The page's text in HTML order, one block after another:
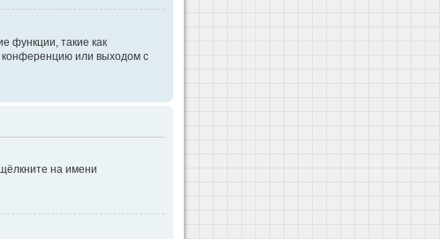
функции, такие как
конференцию или выходом с
на имени